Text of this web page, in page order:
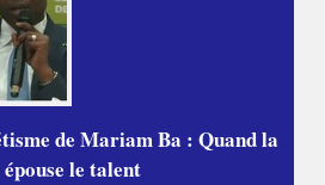
de Mariam Ba : Quand la
le talent